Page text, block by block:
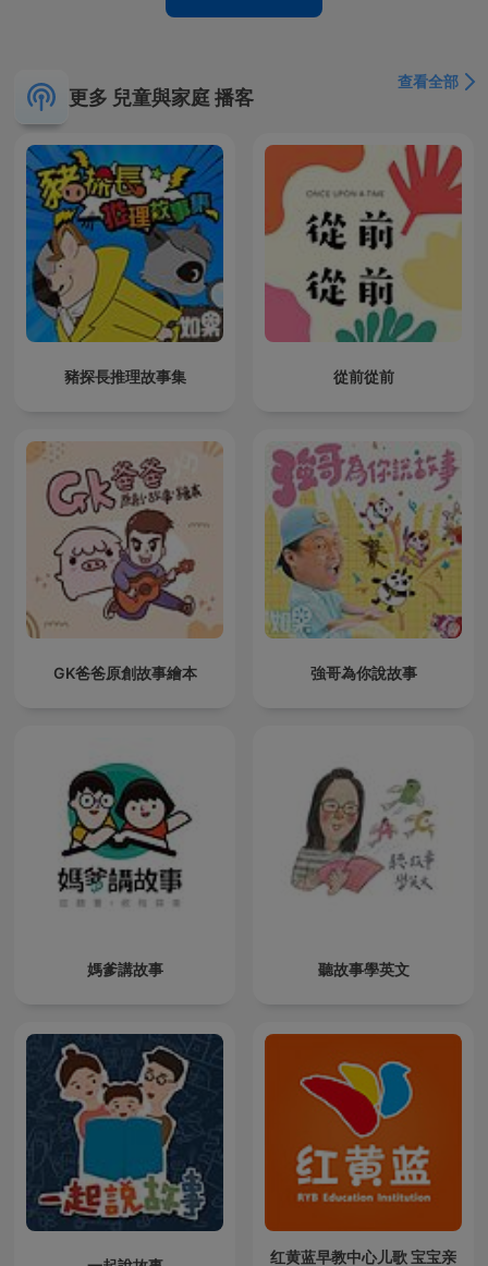
更多 兒童與家庭 播客
查看全部
豬探長推理故事集 從前從前
GK爸爸原創故事繪本 強哥為你說故事
媽爹講故事 聽故事學英文
红黄蓝早教中心儿歌 宝宝亲